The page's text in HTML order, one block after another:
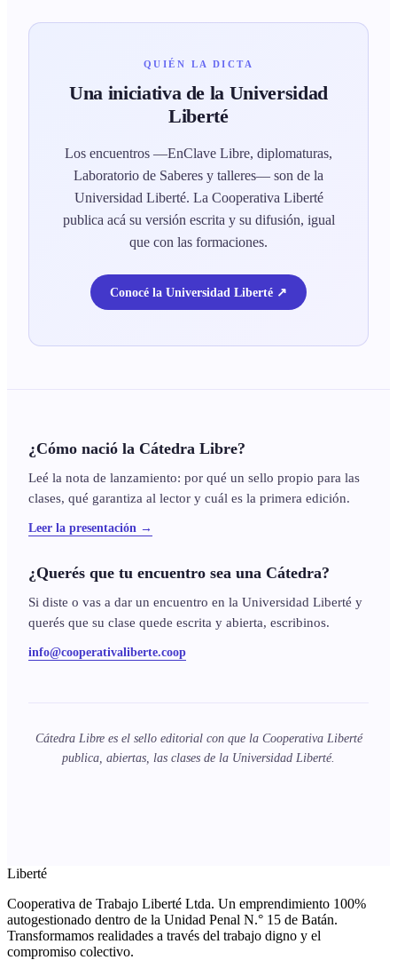
las personas en situación de cárcel.
QUIÉN LA DICTA
Una iniciativa de la Universidad
Liberté
Los encuentros —EnClave Libre, diplomaturas,
Laboratorio de Saberes y talleres— son de la
Universidad Liberté. La Cooperativa Liberté
publica acá su versión escrita y su difusión, igual
que con las formaciones.
Conocé la Universidad Liberté ↗
¿Cómo nació la Cátedra Libre?
Leé la nota de lanzamiento: por qué un sello propio para las
clases, qué garantiza al lector y cuál es la primera edición.
Leer la presentación →
¿Querés que tu encuentro sea una Cátedra?
Si diste o vas a dar un encuentro en la Universidad Liberté y
querés que su clase quede escrita y abierta, escribinos.
info@cooperativaliberte.coop
Cátedra Libre es el sello editorial con que la Cooperativa Liberté
publica, abiertas, las clases de la Universidad Liberté.
Liberté
Cooperativa de Trabajo Liberté Ltda. Un emprendimiento 100%
autogestionado dentro de la Unidad Penal N.° 15 de Batán.
Transformamos realidades a través del trabajo digno y el
compromiso colectivo.